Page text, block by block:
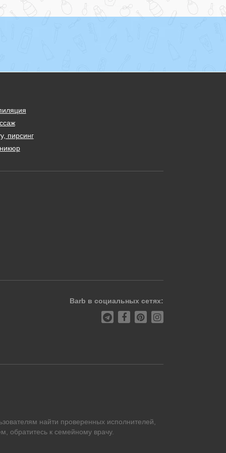
пирсинг
Barb в социальных сетях:
найти проверенных исполнителей,
обратитесь к семейному врачу.